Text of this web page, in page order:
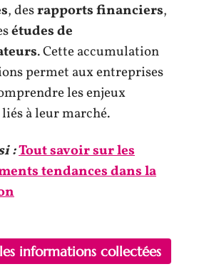
, desrapports financiers,
études de
. Cette accumulation
permet aux entreprises
les enjeux
à leur marché.
:Tout savoir sur les
tendances dans la
informations collectées